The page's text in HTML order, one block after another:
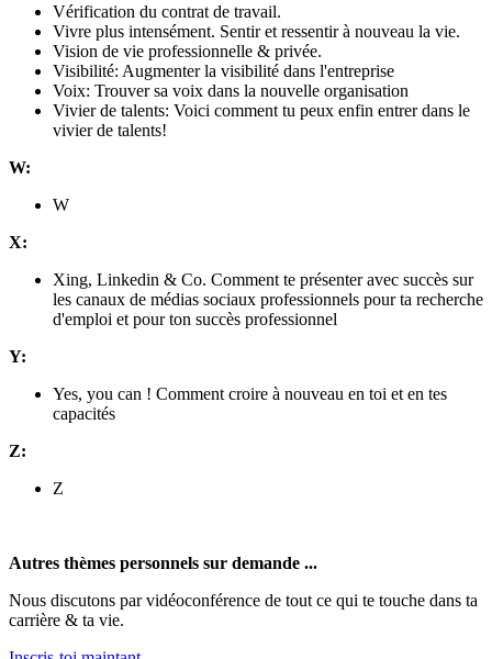
Vérification du contrat de travail.
Vivre plus intensément. Sentir et ressentir à nouveau la vie.
Vision de vie professionnelle & privée.
Visibilité: Augmenter la visibilité dans l'entreprise
Voix: Trouver sa voix dans la nouvelle organisation
Vivier de talents: Voici comment tu peux enfin entrer dans le
vivier de talents!
W:
W
X:
Xing, Linkedin & Co. Comment te présenter avec succès sur
les canaux de médias sociaux professionnels pour ta recherche
d'emploi et pour ton succès professionnel
Y:
Yes, you can ! Comment croire à nouveau en toi et en tes
capacités
Z:
Z
Autres thèmes personnels sur demande ...
Nous discutons par vidéoconférence de tout ce qui te touche dans ta
carrière & ta vie.